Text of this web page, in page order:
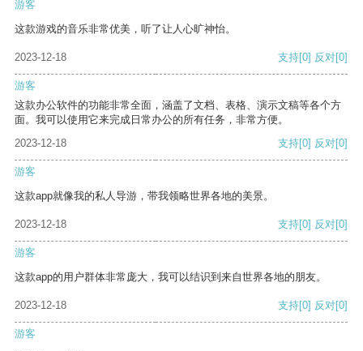
游客
这款游戏的音乐非常优美，听了让人心旷神怡。
2023-12-18 支持[0] 反对[0]
游客
这款办公软件的功能非常全面，涵盖了文档、表格、演示文稿等各个方
面。我可以使用它来完成日常办公的所有任务，非常方便。
2023-12-18
支持[0] 反对[0]
游客
这款app就像我的私人导游，带我领略世界各地的美景。
2023-12-18 支持[0] 反对[0]
游客
这款app的用户群体非常庞大，我可以结识到来自世界各地的朋友。
2023-12-18 支持[0] 反对[0]
游客